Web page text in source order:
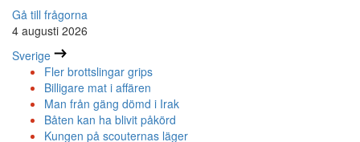
Gå till frågorna
4 augusti 2026
Sverige
Fler brottslingar grips
Billigare mat i affären
Man från gäng dömd i Irak
Båten kan ha blivit påkörd
Kungen på scouternas läger